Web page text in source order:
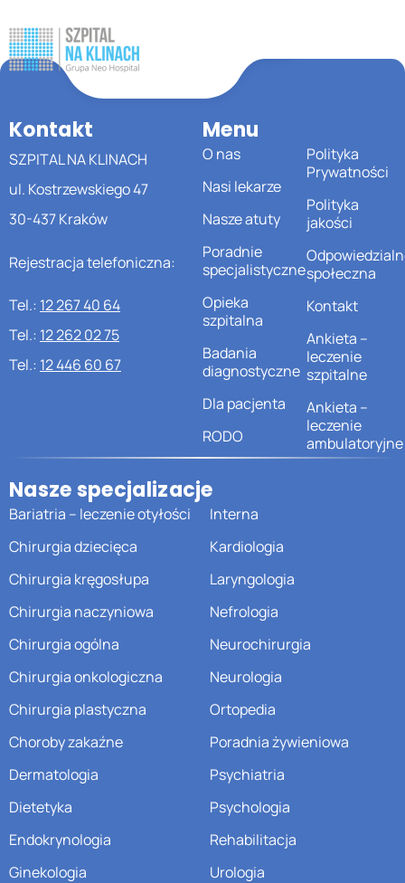
Kontakt
SZPITAL NA KLINACH
ul. Kostrzewskiego 47
30-437 Kraków
Rejestracja telefoniczna:
Tel.: 12 267 40 64
Tel.: 12 262 02 75
Tel.: 12 446 60 67
Menu
O nas
Nasi lekarze
Nasze atuty
Poradnie
specjalistyczne
Opieka
szpitalna
Badania
diagnostyczne
Dla pacjenta
RODO
Polityka
Prywatności
Polityka
jakości
społeczna
Kontakt
Ankieta –
leczenie
szpitalne
Ankieta –
leczenie
ambulatoryjne
Nasze specjalizacje
Bariatria – leczenie otyłości
Chirurgia dziecięca
Chirurgia kręgosłupa
Chirurgia naczyniowa
Chirurgia ogólna
Chirurgia onkologiczna
Chirurgia plastyczna
Choroby zakaźne
Dermatologia
Dietetyka
Endokrynologia
Ginekologia
Interna
Kardiologia
Laryngologia
Nefrologia
Neurochirurgia
Neurologia
Ortopedia
Poradnia żywieniowa
Psychiatria
Psychologia
Rehabilitacja
Urologia